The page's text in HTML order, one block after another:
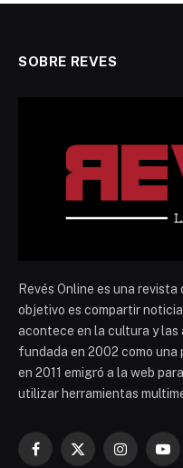
SOBRE REVES
Revés Online es una
objetivo es compartir
acontece en la cultura y las
fundada en 2002 como una
en 2011 emigró a la web
utilizar herramientas
Facebook
X
Instagram